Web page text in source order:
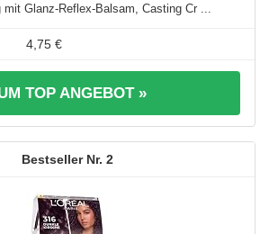
Glanz-Reflex-Balsam, Casting Cr ...
4,75 €
TOP ANGEBOT »
2